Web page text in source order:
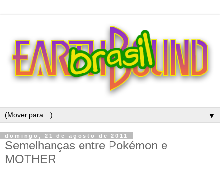
▼
domingo, 21 de agosto de 2011
Semelhanças entre Pokémon e
MOTHER